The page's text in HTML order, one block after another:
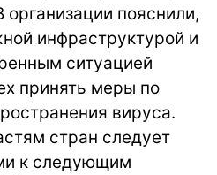
организации пояснили,
инфраструктурой и
ситуацией
принять меры по
вируса.
стран следует
к следующим